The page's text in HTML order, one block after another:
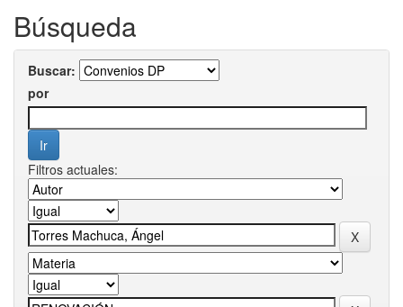
Búsqueda
Buscar:
por
Filtros actuales: